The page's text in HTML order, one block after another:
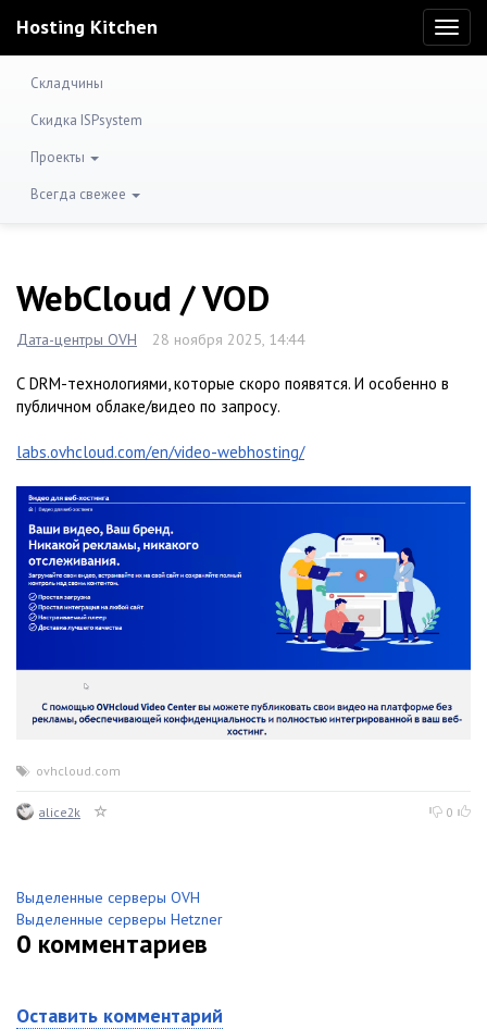
Hosting Kitchen
Складчины
Скидка ISPsystem
Проекты
Всегда свежее
WebCloud / VOD
Дата-центры OVH 28 ноября 2025, 14:44
С DRM-технологиями, которые скоро появятся. И особенно в
публичном облаке/видео по запросу.
labs.ovhcloud.com/en/video-webhosting/
ovhcloud.com
alice2k 0
Выделенные серверы OVH
Выделенные серверы Hetzner
0 комментариев
Оставить комментарий